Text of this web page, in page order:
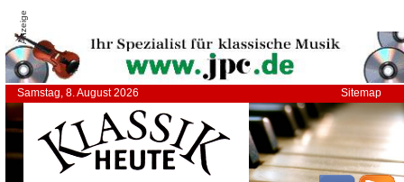
Anzeige
Samstag, 8. August 2026 Sitemap